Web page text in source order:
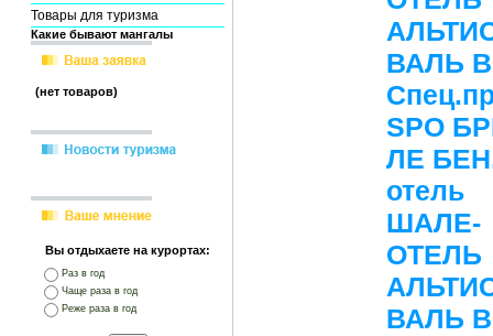
Товары для туризма
Какие бывают мангалы
(нет товаров)
Вы отдыхаете на курортах:
Раз в год
Чаще раза в год
Реже раза в год
ВАЛЬ
SPO
ЛЕ
отель
ШАЛЕ-
ОТЕЛЬ
ВАЛЬ